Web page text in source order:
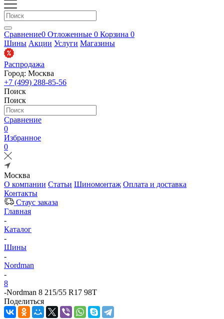
Сравнение0 Отложенные 0 Корзина 0
Шины Акции Услуги Магазины
Распродажа
Город: Москва
+7 (499) 288-85-56
Поиск
Поиск
Сравнение
0
Избранное
0
Москва
О компании Статьи Шиномонтаж Оплата и доставка
Контакты
Стаус заказа
Главная
-
Каталог
-
Шины
-
Nordman
-
8
-Nordman 8 215/55 R17 98T
Поделиться